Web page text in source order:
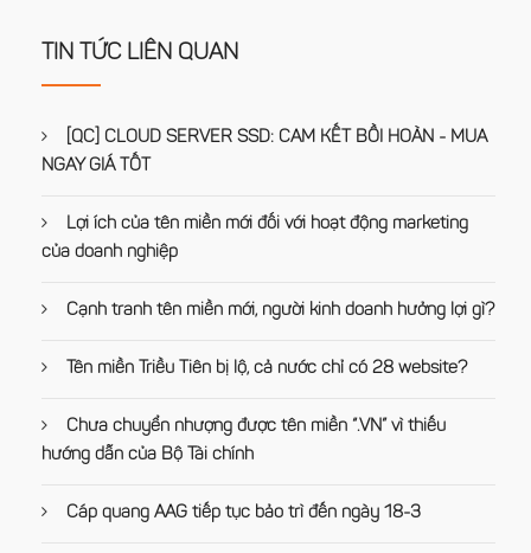
TIN TỨC LIÊN QUAN
[QC] CLOUD SERVER SSD: CAM KẾT BỒI HOÀN - MUA
NGAY GIÁ TỐT
Lợi ích của tên miền mới đối với hoạt động marketing
của doanh nghiệp
Cạnh tranh tên miền mới, người kinh doanh hưởng lợi gì?
Tên miền Triều Tiên bị lộ, cả nước chỉ có 28 website?
Chưa chuyển nhượng được tên miền “.VN” vì thiếu
hướng dẫn của Bộ Tài chính
Cáp quang AAG tiếp tục bảo trì đến ngày 18-3